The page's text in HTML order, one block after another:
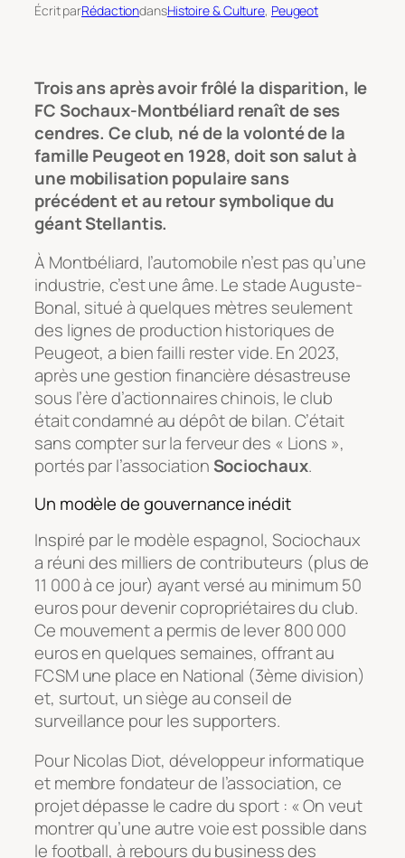
Écrit parRédactiondansHistoire & Culture, Peugeot
Trois ans après avoir frôlé la disparition, le
FC Sochaux-Montbéliard renaît de ses
cendres. Ce club, né de la volonté de la
famille Peugeot en 1928, doit son salut à
une mobilisation populaire sans
précédent et au retour symbolique du
géant Stellantis.
À Montbéliard, l’automobile n’est pas qu’une
industrie, c’est une âme. Le stade Auguste-
Bonal, situé à quelques mètres seulement
des lignes de production historiques de
Peugeot, a bien failli rester vide. En 2023,
après une gestion financière désastreuse
sous l’ère d’actionnaires chinois, le club
était condamné au dépôt de bilan. C’était
sans compter sur la ferveur des « Lions »,
portés par l’associationSociochaux.
Un modèle de gouvernance inédit
Inspiré par le modèle espagnol, Sociochaux
a réuni des milliers de contributeurs (plus de
11 000 à ce jour) ayant versé au minimum 50
euros pour devenir copropriétaires du club.
Ce mouvement a permis de lever 800 000
euros en quelques semaines, offrant au
FCSM une place en National (3ème division)
et, surtout, un siège au conseil de
surveillance pour les supporters.
Pour Nicolas Diot, développeur informatique
et membre fondateur de l’association, ce
projet dépasse le cadre du sport : « On veut
montrer qu’une autre voie est possible dans
le football, à rebours du business des